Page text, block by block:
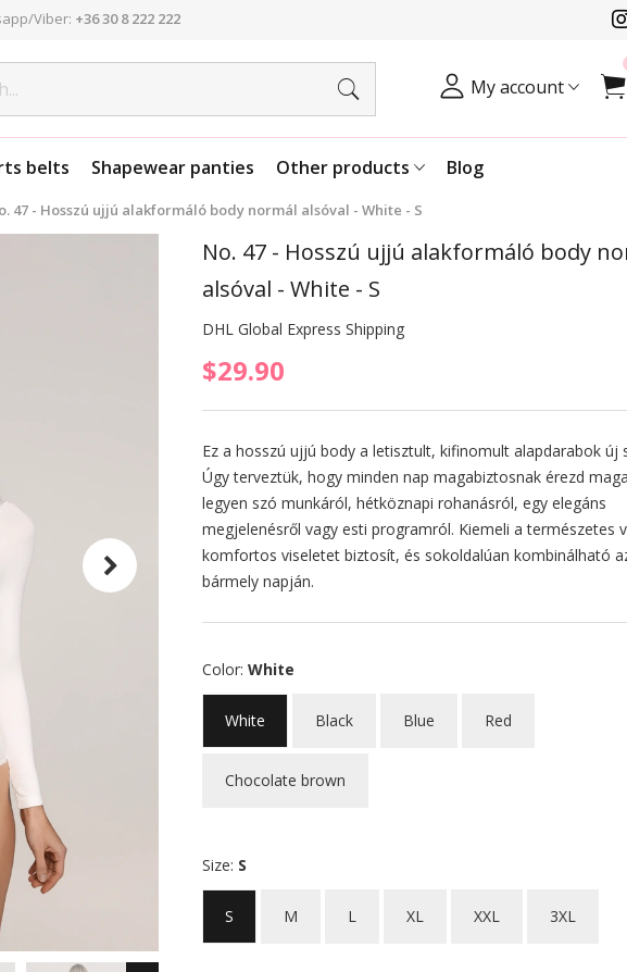
Viber: +36 30 8 222 222
My account
belts Shapewear panties Other products Blog
47 - Hosszú ujjú alakformáló body normál alsóval - White - S
No. 47 - Hosszú ujjú alakformáló body
alsóval - White - S
DHL Global Express Shipping
$29.90
Ez a hosszú ujjú body a letisztult, kifinomult alapdarabok új
Úgy terveztük, hogy minden nap magabiztosnak érezd
legyen szó munkáról, hétköznapi rohanásról, egy elegáns
megjelenésről vagy esti programról. Kiemeli a természetes
komfortos viseletet biztosít, és sokoldalúan kombinálható
bármely napján.
Color: White
White Black Blue Red
Chocolate brown
Size: S
S M L XL XXL 3XL